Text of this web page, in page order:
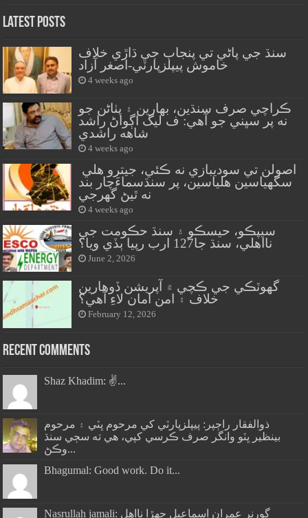
Latest Posts
سنڌ جي پاڻي تي پنجاب جي ڌاڙي خلاف
خاموش پيپلزپارٽي-اصغر آزاد
4 weeks ago
ڪراچي صرف سنڌين، بهارين ۽ پٺاڻن جو
نه پر سڀني جو آهي: ف ليگ اڳواڻ راشد
شاهه راشدي
4 weeks ago
سگهياسين هلياسين، پر سنڌسماءَچار بند
نه ٿيڻ گهرجي
4 weeks ago
سيپڪو، حيسڪو ۽ سنڌ حڪومت جي
نااهلي، سنڌ جا127 ارب رپيا ٻڏي ويا؟
June 2, 2026
گهوٽڪي جي ڪچي ۾ آپريشن ڏوهارين
خلاف ۽ امن امان لاءِ آهي؟
February 12, 2026
Recent Comments
Shaz Khadim: ✌️...
ذوالفقار راڄپر: پيپلزپارٽي کي مرحوم ڀٽي ۽ مرحوم
بينظير ڀٽو وانگر صرف ڪرسي کپي، هي ته سڄي سنڌ
وڪڻ...
Bhagumal: Good work. Do it...
Nasrullah jamali: گورنر عمران اسماعيل جھڙا نااهل